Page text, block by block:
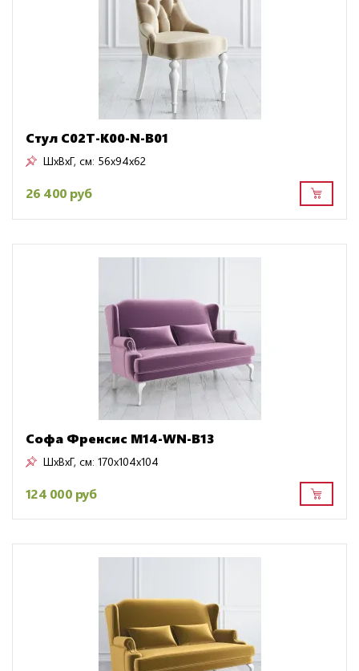
Стул C02T-K00-N-B01
ШxВxГ, см: 56x94x62
26 400 руб
Софа Френсис M14-WN-B13
ШxВxГ, см: 170x104x104
124 000 руб